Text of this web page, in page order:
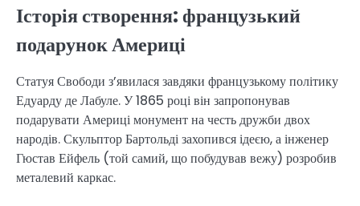
Історія створення: французький
подарунок Америці
Статуя Свободи з’явилася завдяки французькому політику
Едуарду де Лабуле. У 1865 році він запропонував
подарувати Америці монумент на честь дружби двох
народів. Скульптор Бартольді захопився ідеєю, а інженер
Гюстав Ейфель (той самий, що побудував вежу) розробив
металевий каркас.